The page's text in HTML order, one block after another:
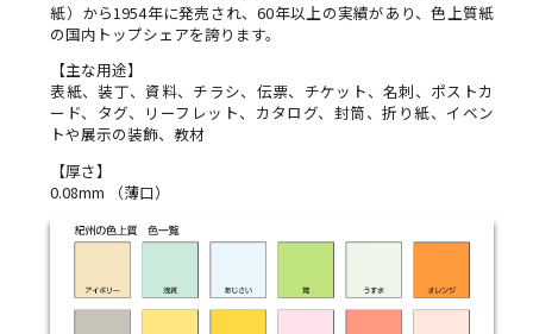
紙）から1954年に発売され、60年以上の実績があり、色上質紙
の国内トップシェアを誇ります。
【主な用途】
表紙、装丁、資料、チラシ、伝票、チケット、名刺、ポストカ
ード、タグ、リーフレット、カタログ、封筒、折り紙、イベン
トや展示の装飾、教材
【厚さ】
0.08mm （薄口）